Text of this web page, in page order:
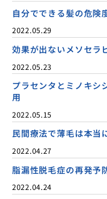
自分でできる髪の危険
2022.05.29
効果が出ないメソセラ
2022.05.23
プラセンタとミノキシ
用
2022.05.15
民間療法で薄毛は本当
2022.04.27
脂漏性脱毛症の再発予
2022.04.24